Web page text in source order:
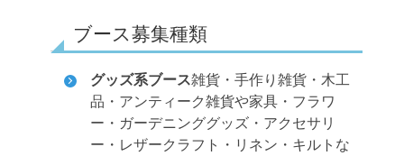
ブース募集種類
グッズ系ブース雑貨・手作り雑貨・木工
品・アンティーク雑貨や家具・フラワ
ー・ガーデニンググッズ・アクセサリ
ー・レザークラフト・リネン・キルトな